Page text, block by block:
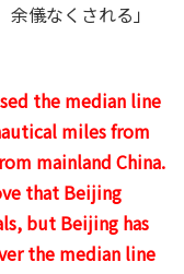
儀なくされる」
the median line
miles from
mainland China.
that Beijing
but Beijing has
the median line